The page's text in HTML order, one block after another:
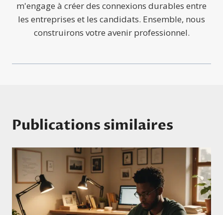
m'engage à créer des connexions durables entre
les entreprises et les candidats. Ensemble, nous
construirons votre avenir professionnel.
Publications similaires